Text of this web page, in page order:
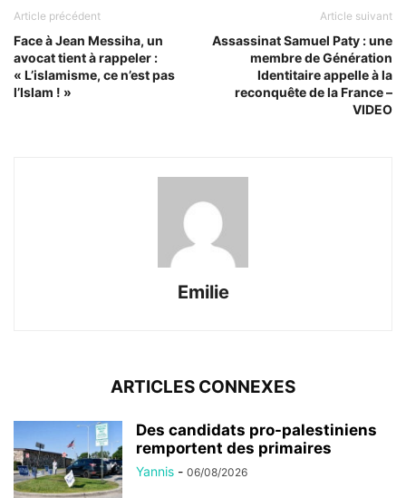
Article précédent
Face à Jean Messiha, un
avocat tient à rappeler :
« L’islamisme, ce n’est pas
l’Islam ! »
Article suivant
Assassinat Samuel Paty : une
membre de Génération
Identitaire appelle à la
reconquête de la France –
VIDEO
Emilie
ARTICLES CONNEXES
Des candidats pro-palestiniens
remportent des primaires
Yannis - 06/08/2026